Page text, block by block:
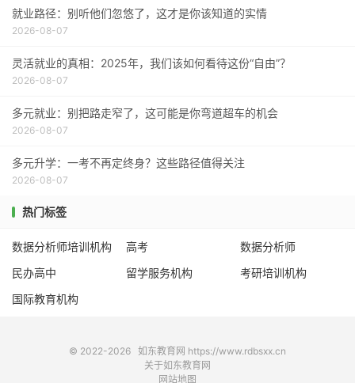
就业路径：别听他们忽悠了，这才是你该知道的实情
2026-08-07
灵活就业的真相：2025年，我们该如何看待这份“自由”？
2026-08-07
多元就业：别把路走窄了，这可能是你弯道超车的机会
2026-08-07
多元升学：一考不再定终身？这些路径值得关注
2026-08-07
热门标签
数据分析师培训机构 高考
数据分析师
民办高中
留学服务机构
考研培训机构
国际教育机构
© 2022-2026 如东教育网 https://www.rdbsxx.cn
关于如东教育网
网站地图